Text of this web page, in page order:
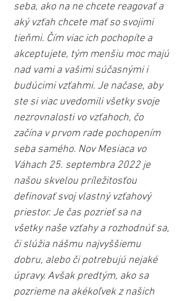
seba, ako na ne chcete reagovať a
aký vzťah chcete mať so svojimi
tieňmi. Čím viac ich pochopíte a
akceptujete, tým menšiu moc majú
nad vami a vašimi súčasnými i
budúcimi vzťahmi. Je načase, aby
ste si viac uvedomili všetky svoje
nezrovnalosti vo vzťahoch, čo
začína v prvom rade pochopením
seba samého. Nov Mesiaca vo
Váhach 25. septembra 2022 je
našou skvelou príležitosťou
definovať svoj vlastný vzťahový
priestor. Je čas pozrieť sa na
všetky naše vzťahy a rozhodnúť sa,
či slúžia nášmu najvyššiemu
dobru, alebo či potrebujú nejaké
úpravy. Avšak predtým, ako sa
pozrieme na akékoľvek z našich